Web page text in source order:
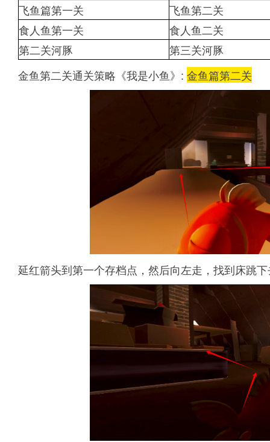
飞鱼篇第一关
飞鱼第二关
食人鱼第一关
食人鱼二关
第二关河豚
第三关河豚
金鱼第二关通关策略《我是小鱼》: 金鱼篇第二关
延红箭头到第一个存档点，然后向左走，找到床跳